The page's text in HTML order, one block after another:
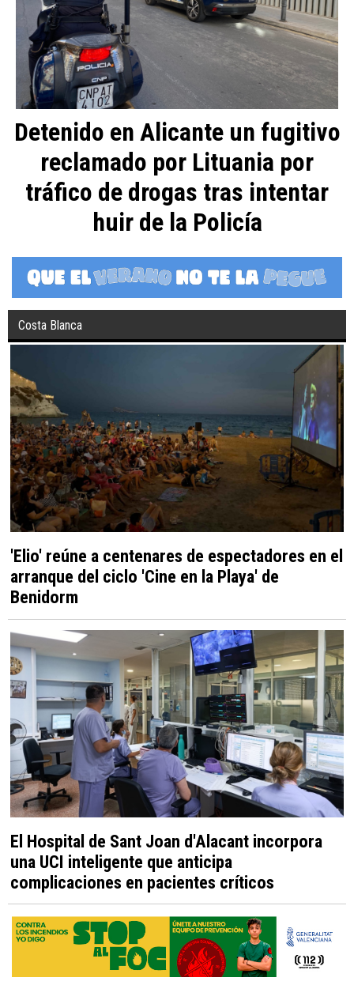
Detenido en Alicante un fugitivo
reclamado por Lituania por
tráfico de drogas tras intentar
huir de la Policía
Costa Blanca
'Elio' reúne a centenares de espectadores en el
arranque del ciclo 'Cine en la Playa' de
Benidorm
El Hospital de Sant Joan d'Alacant incorpora
una UCI inteligente que anticipa
complicaciones en pacientes críticos